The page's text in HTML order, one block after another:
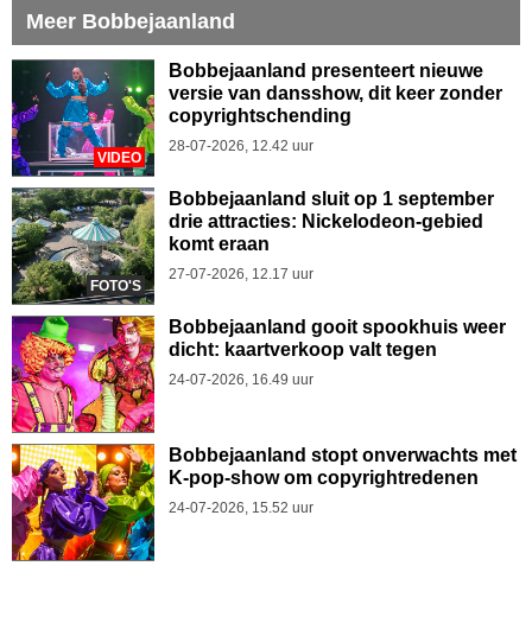
Meer Bobbejaanland
VIDEO
Bobbejaanland presenteert nieuwe
versie van dansshow, dit keer zonder
copyrightschending
28-07-2026, 12.42 uur
FOTO'S
Bobbejaanland sluit op 1 september
drie attracties: Nickelodeon-gebied
komt eraan
27-07-2026, 12.17 uur
Bobbejaanland gooit spookhuis weer
dicht: kaartverkoop valt tegen
24-07-2026, 16.49 uur
Bobbejaanland stopt onverwachts met
K-pop-show om copyrightredenen
24-07-2026, 15.52 uur